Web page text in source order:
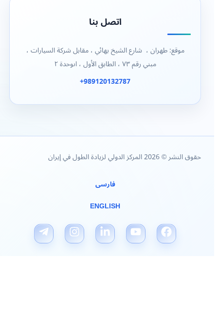
اتصل بنا
موقع: طهران ، شارع الشيخ بهائي ، مقابل شركة السيارات ،
مبني رقم ٧٣ ، الطابق الأول ، اىوحدة ٢
989120132787+
حقوق النشر © 2026 المركز الدولي لزيادة الطول في إيران
فارسی
ENGLISH